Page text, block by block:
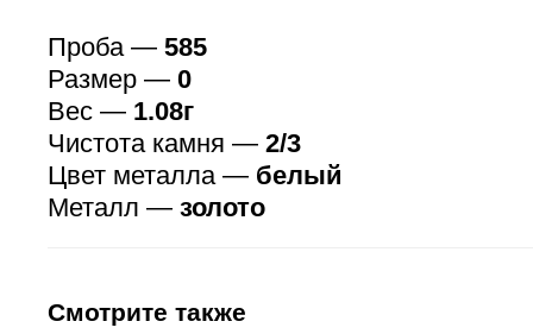
Проба — 585
Размер — 0
Вес — 1.08г
Чистота камня — 2/3
Цвет металла — белый
Металл — золото
Смотрите также